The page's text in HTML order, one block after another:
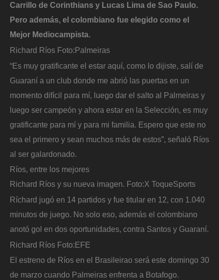
Carrillo de Corinthians y Lucas Lima de Sao Paulo.
Pero además, el colombiano fue elegido como el
Mejor Mediocampista.
Richard Ríos Foto:Palmeiras
“Es muy gratificante el estar aquí, como lo dijiste, salí de
Guaraní a un club donde me abrió las puertas en un
momento difícil para mí, luego dar el salto al Palmeiras y
luego ser campeón y ahora estar en la Selección, es muy
gratificante para mí y para mi familia. Espero que este no
sea el primero y sean muchos más de estos”, señaló Ríos
al ser galardonado.
Ríos, entre los mejores
Richard Ríos y su nueva imagen. Foto:X ToqueSports
Ríchard jugó en 14 partidos y fue titular en 12, con 1.040
minutos de juego. No solo eso, además el colombiano
anotó gol en dos oportunidades, contra Santos y Guaraní.
Richard Ríos Foto:EFE
El estreno de Ríos en el Brasileirao será este domingo 30
de marzo cuando Palmeiras enfrenta a Botafogo.